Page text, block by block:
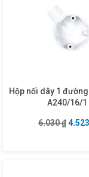
Hộp nối dây 1
A240/16/1
6.030₫ Giá
4.523